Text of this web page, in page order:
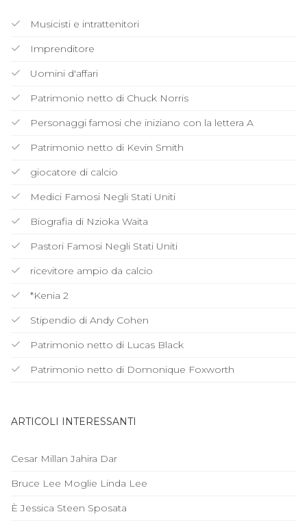
Musicisti e intrattenitori
Imprenditore
Uomini d'affari
Patrimonio netto di Chuck Norris
Personaggi famosi che iniziano con la lettera A
Patrimonio netto di Kevin Smith
giocatore di calcio
Medici Famosi Negli Stati Uniti
Biografia di Nzioka Waita
Pastori Famosi Negli Stati Uniti
ricevitore ampio da calcio
*Kenia 2
Stipendio di Andy Cohen
Patrimonio netto di Lucas Black
Patrimonio netto di Domonique Foxworth
ARTICOLI INTERESSANTI
Cesar Millan Jahira Dar
Bruce Lee Moglie Linda Lee
È Jessica Steen Sposata